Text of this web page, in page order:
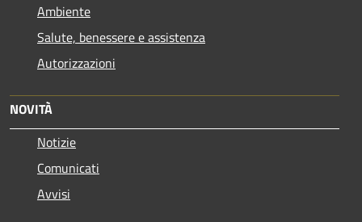
Ambiente
Salute, benessere e assistenza
Autorizzazioni
NOVITÀ
Notizie
Comunicati
Avvisi